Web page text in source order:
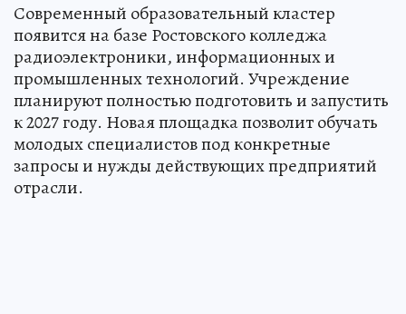
Современный образовательный кластер
появится на базе Ростовского колледжа
радиоэлектроники, информационных и
промышленных технологий. Учреждение
планируют полностью подготовить и запустить
к 2027 году. Новая площадка позволит обучать
молодых специалистов под конкретные
запросы и нужды действующих предприятий
отрасли.